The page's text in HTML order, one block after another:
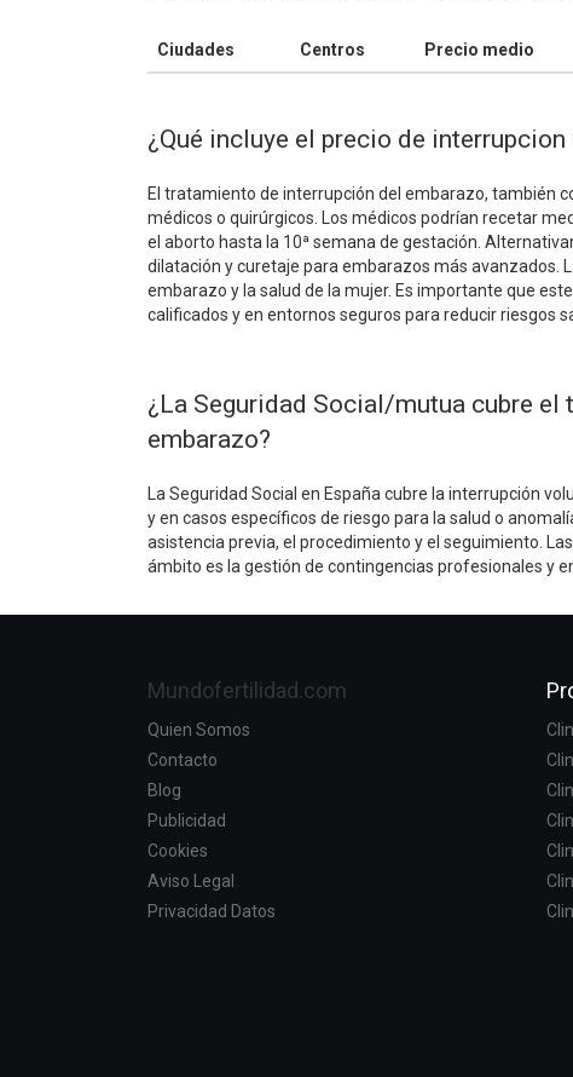
Ciudades Centros Precio medio
¿Qué incluye el precio de
El tratamiento de interrupción del embarazo, también
médicos o quirúrgicos. Los médicos podrían recetar
el aborto hasta la 10ª semana de gestación.
dilatación y curetaje para embarazos más avanzados.
embarazo y la salud de la mujer. Es importante que
calificados y en entornos seguros para reducir riesgos
¿La Seguridad Social/mutua cubre
embarazo?
La Seguridad Social en España cubre la interrupción
y en casos específicos de riesgo para la salud o
asistencia previa, el procedimiento y el seguimiento.
ámbito es la gestión de contingencias profesionales y
Mundofertilidad.com
Quien Somos
Contacto
Blog
Publicidad
Cookies
Aviso Legal
Privacidad Datos